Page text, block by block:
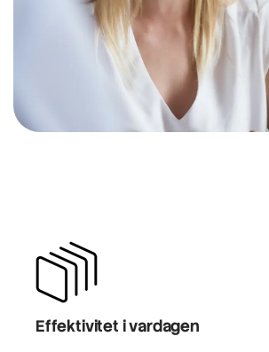
Effektivitet i vardagen